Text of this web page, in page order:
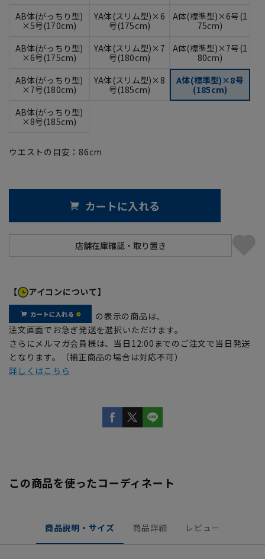
AB体(がっちり型)
×5号(170cm)
YA体(スリム型)×6
号(175cm)
A体(標準型)×6号(1
75cm)
AB体(がっちり型)
×6号(175cm)
YA体(スリム型)×7
号(180cm)
A体(標準型)×7号(1
80cm)
AB体(がっちり型)
×7号(180cm)
YA体(スリム型)×8
号(185cm)
A体(標準型)×8号
(185cm)
AB体(がっちり型)
×8号(185cm)
ウエストの目安： 86cm
カートに入れる
【 アイコンについて】
の表示の商品は、
注文画面でお急ぎ発送を選択いただけます。
さらにメルマガ会員様は、当日12:00までのご注文で当日発送
となります。（補正商品の場合は対応不可）
詳しくはこちら
この商品を使ったコーディネート
商品説明・サイズ 商品詳細 レビュー